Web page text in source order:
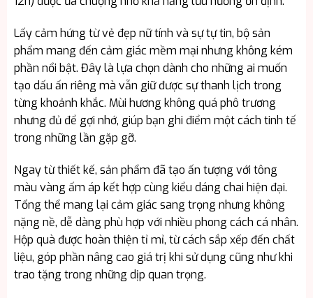
Lấy cảm hứng từ vẻ đẹp nữ tính và sự tự tin, bộ sản
phẩm mang đến cảm giác mềm mại nhưng không kém
phần nổi bật. Đây là lựa chọn dành cho những ai muốn
tạo dấu ấn riêng mà vẫn giữ được sự thanh lịch trong
từng khoảnh khắc. Mùi hương không quá phô trương
nhưng đủ để gợi nhớ, giúp bạn ghi điểm một cách tinh tế
trong những lần gặp gỡ.
Ngay từ thiết kế, sản phẩm đã tạo ấn tượng với tông
màu vàng ấm áp kết hợp cùng kiểu dáng chai hiện đại.
Tổng thể mang lại cảm giác sang trọng nhưng không
nặng nề, dễ dàng phù hợp với nhiều phong cách cá nhân.
Hộp quà được hoàn thiện tỉ mỉ, từ cách sắp xếp đến chất
liệu, góp phần nâng cao giá trị khi sử dụng cũng như khi
trao tặng trong những dịp quan trọng.